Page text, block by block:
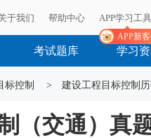
于我们 帮助中心 APP学习工具
APP新
考试题库 学习
标控制 > 建设工程目标控制
（交通）真